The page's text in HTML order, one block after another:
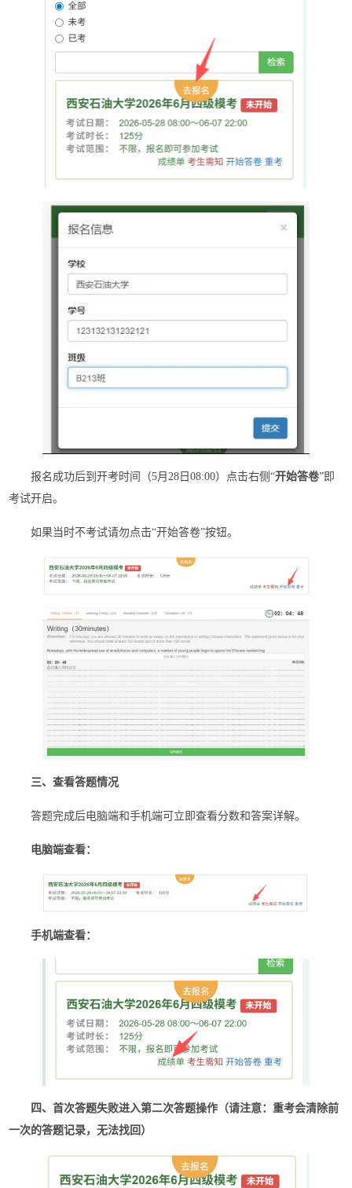
报名成功后到开考时间（5月28日08:00）点击右侧“开始答卷”即
考试开启。
如果当时不考试请勿点击“开始答卷”按钮。
三、查看答题情况
答题完成后电脑端和手机端可立即查看分数和答案详解。
电脑端查看：
手机端查看：
四、首次答题失败进入第二次答题操作（请注意：重考会清除前
一次的答题记录，无法找回）